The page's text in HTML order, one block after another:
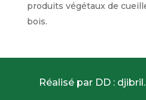
produits végétaux de
bois.
Réalisé par DD :